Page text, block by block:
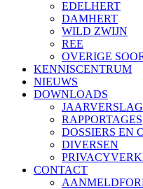
EDELHERT
DAMHERT
WILD ZWIJN
REE
OVERIGE
KENNISCENTRUM
NIEUWS
DOWNLOADS
RAPPORTAGES
DOSSIERS EN
DIVERSEN
CONTACT